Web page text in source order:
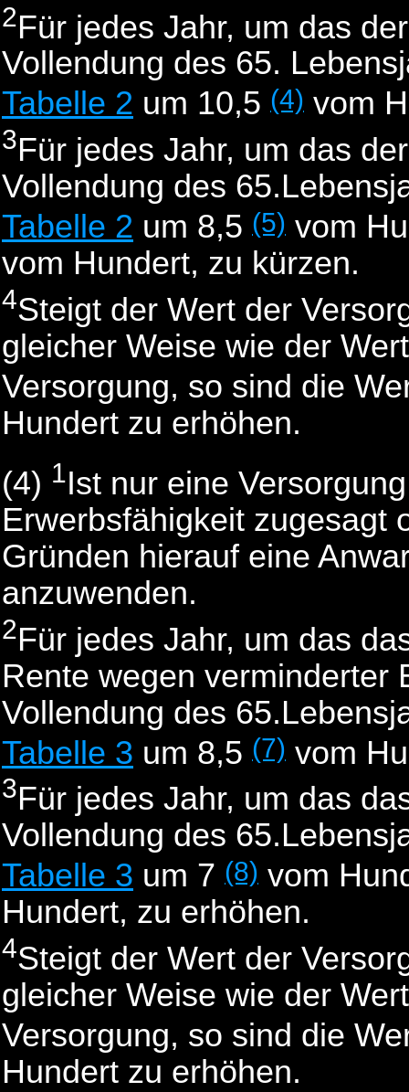
2Für jedes Jahr, um das
Vollendung des 65.
Tabelle 2 um 10,5 (4) vom
3Für jedes Jahr, um das
Vollendung des
Tabelle 2 um 8,5 (5) vom
vom Hundert, zu kürzen.
4Steigt der Wert der
gleicher Weise wie der
Versorgung, so sind die
Hundert zu erhöhen.
(4) 1Ist nur eine
Erwerbsfähigkeit zugesagt
Gründen hierauf eine
anzuwenden.
2Für jedes Jahr, um das
Rente wegen verminderter
Vollendung des
Tabelle 3 um 8,5 (7) vom
3Für jedes Jahr, um das
Vollendung des
Tabelle 3 um 7 (8) vom
Hundert, zu erhöhen.
4Steigt der Wert der
gleicher Weise wie der
Versorgung, so sind die
Hundert zu erhöhen.